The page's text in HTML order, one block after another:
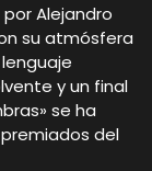
Alejandro
su atmósfera
y un final
se ha
del